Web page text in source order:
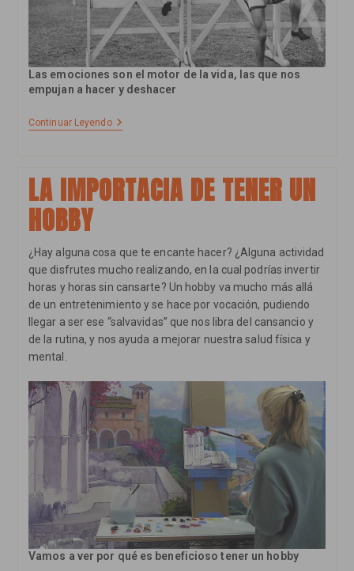
Las emociones son el motor de la vida, las que nos
empujan a hacer y deshacer
Continuar Leyendo5
Tus
Emociones
LA IMPORTACIA DE TENER UN
HOBBY
¿Hay alguna cosa que te encante hacer? ¿Alguna actividad
que disfrutes mucho realizando, en la cual podrías invertir
horas y horas sin cansarte? Un hobby va mucho más allá
de un entretenimiento y se hace por vocación, pudiendo
llegar a ser ese “salvavidas” que nos libra del cansancio y
de la rutina, y nos ayuda a mejorar nuestra salud física y
mental.
Vamos a ver por qué es beneficioso tener un hobby